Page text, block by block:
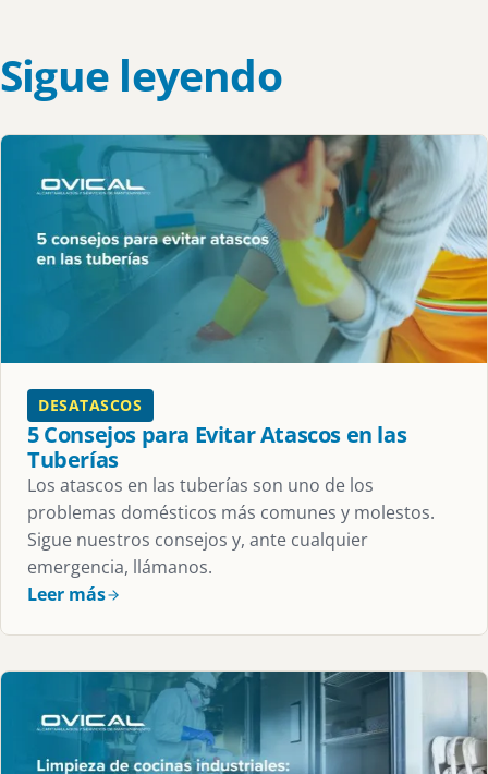
Sigue leyendo
DESATASCOS
5 Consejos para Evitar Atascos en las
Tuberías
Los atascos en las tuberías son uno de los
problemas domésticos más comunes y molestos.
Sigue nuestros consejos y, ante cualquier
emergencia, llámanos.
Leer más